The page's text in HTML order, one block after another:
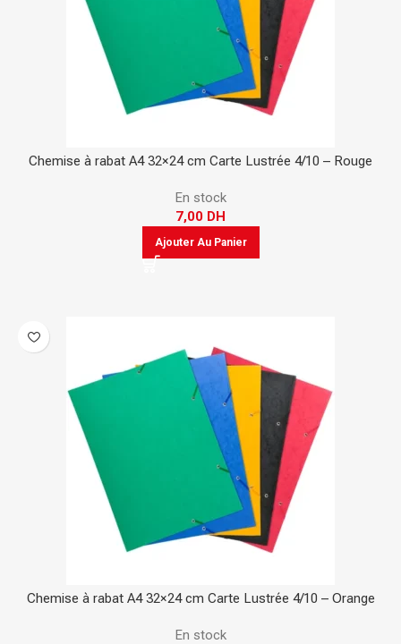
Chemise à rabat A4 32×24 cm Carte Lustrée 4/10 – Rouge
En stock
7,00 DH
Ajouter Au Panier
Chemise à rabat A4 32×24 cm Carte Lustrée 4/10 – Orange
En stock